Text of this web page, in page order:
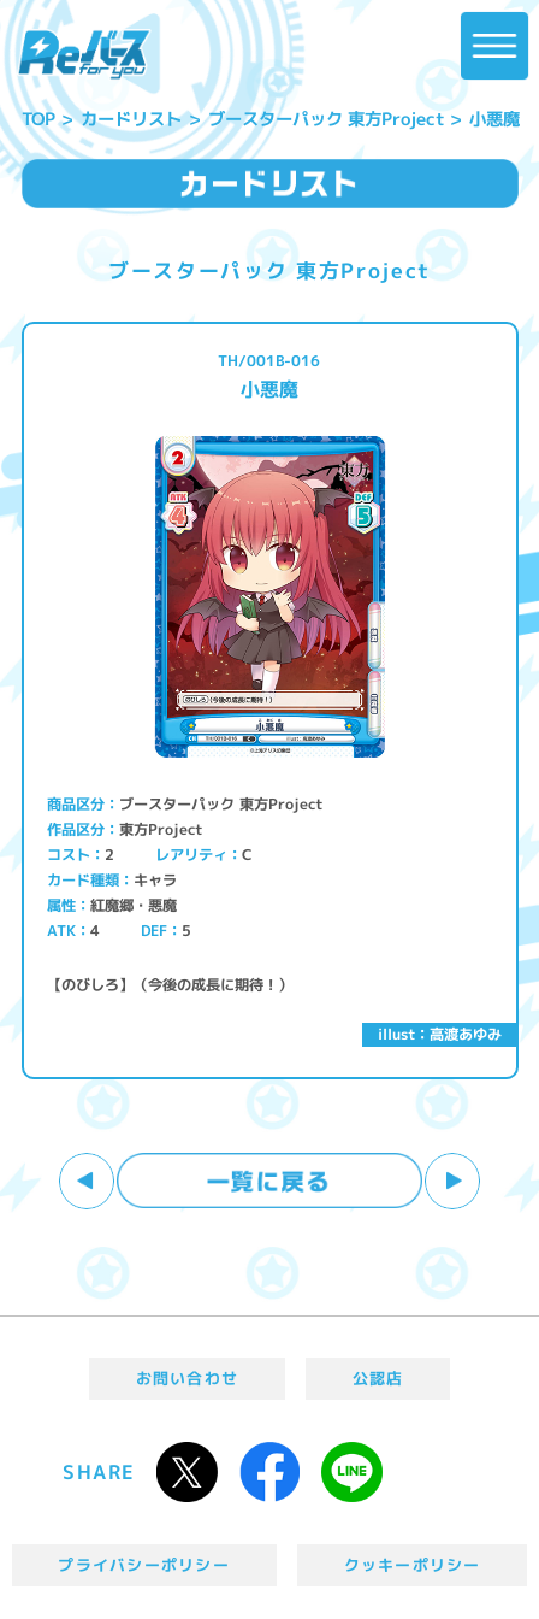
TOP カードリスト ブースターパック 東方Project 小悪魔
ブースターパック 東方Project
illust：高渡あゆみ
TH/001B-016
小悪魔
商品区分 ブースターパック 東方Project
作品区分 東方Project
コスト 2 レアリティ C
カード種類 キャラ
属性 紅魔郷・悪魔
ATK 4 DEF 5
【のびしろ】（今後の成長に期待！）
お問い合わせ 公認店
SHARE
プライバシーポリシー クッキーポリシー